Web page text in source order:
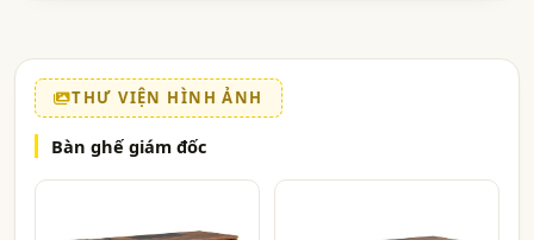
THƯ VIỆN HÌNH ẢNH
Bàn ghế giám đốc